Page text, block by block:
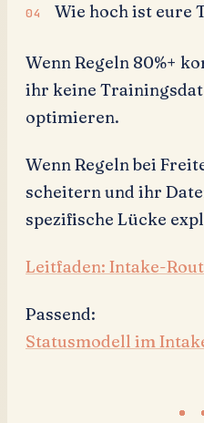
Wie hoch ist eure
Wenn Regeln 80%+
ihr keine
optimieren.
Wenn Regeln bei
scheitern und ihr
spezifische Lücke
Leitfaden: Intake-
Passend:
Statusmodell im